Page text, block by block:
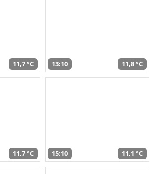
11,7 °C 13:10 11,8 °C
11,7 °C 15:10 11,1 °C